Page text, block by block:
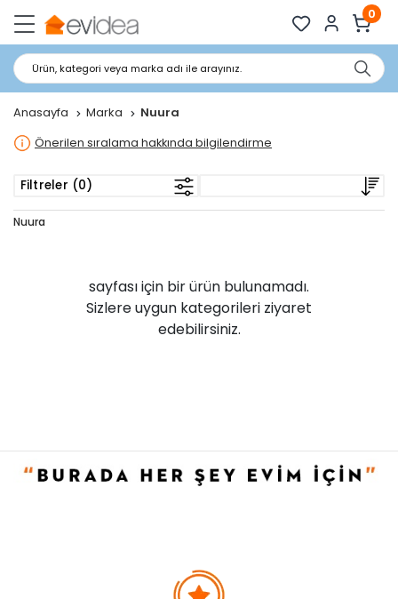
0
Ürün, kategori veya marka adı ile arayınız.
Anasayfa Marka Nuura
Önerilen sıralama hakkında bilgilendirme
Filtreler (0)
Nuura
sayfası için bir ürün bulunamadı.
Sizlere uygun kategorileri ziyaret
edebilirsiniz.